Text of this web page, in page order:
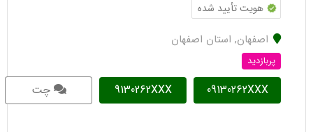
هویت تأیید شده
اصفهان, استان اصفهان
پربازدید
09130262XXX
9130262XXX چت